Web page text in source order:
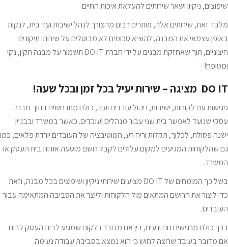
שיפוצים, ניקיון ושאר שירותים להעלאת איכות החיים.
מלבד זאת, שירותים אלה, פותרים רבים מהצורך לנהל ישיבות ועד בית, לנקות
באופן עצמאי את המבנה, להוציא סכומים לא מבוטלים על שירותי תיקונים
חיצוניים, תוך שאחזקת מבנים על ידי חברת DO IT תשמור על מבנה תקין, נקי
ומטופח!
DO IT מציגה – שירות יעיל בכל זמן ובכל שעה!
פגישות עם לקוחות, ישיבות, ניהול עובדים ועוד, כולם מתרחשים בתוך מבנה
עסקי שנועד לאפשר בית שני עבור מנהלים ועובדים. כאשר במשרד ובבניין
ישנה פסולת, לכלוך, תקלות וריח רע, המוטיבציה של העובדים יורדת פלאים, כמו
גם שהלקוחות המגיעים למקום עלולים לקבל רושם מוטעה אודות בית העסק או
המשרד.
בשל כך המומחים של DO IT מציעים שירותי ניקיון ושיפוצים בכל מבנה, וזאת
כדי ליצור את הרושם המתאים מול הלקוחות ולייצר את הסביבה המתאימה עבור
העובדים.
בכך כולם מרגישים נוח ונעים, בין אם מדובר בלקוח שמגיע לבית העסק לבים
אם מדובר בעובד שרוצה לחוש כי הוא נמצא בסביבת עבודה נעימה.